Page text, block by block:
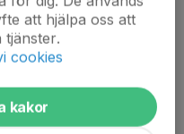
att hjälpa oss att
cookies
kakor